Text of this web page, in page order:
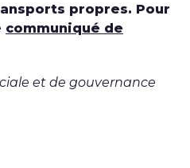
propres. Pour
communiqué de
et de gouvernance